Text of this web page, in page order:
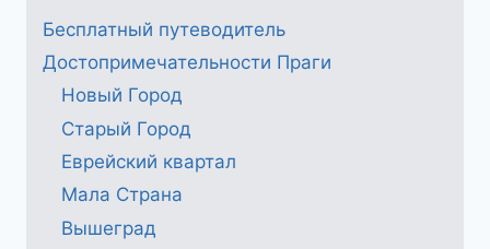
Бесплатный путеводитель
Достопримечательности Праги
Новый Город
Старый Город
Еврейский квартал
Мала Страна
Вышеград